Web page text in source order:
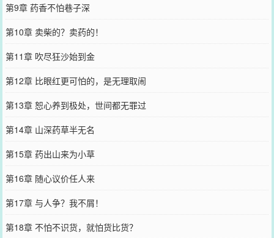
第9章 药香不怕巷子深
第10章 卖柴的？卖药的！
第11章 吹尽狂沙始到金
第12章 比眼红更可怕的，是无理取闹
第13章 恕心养到极处，世间都无罪过
第14章 山深药草半无名
第15章 药出山来为小草
第16章 随心议价任人来
第17章 与人争？我不屑！
第18章 不怕不识货，就怕货比货？